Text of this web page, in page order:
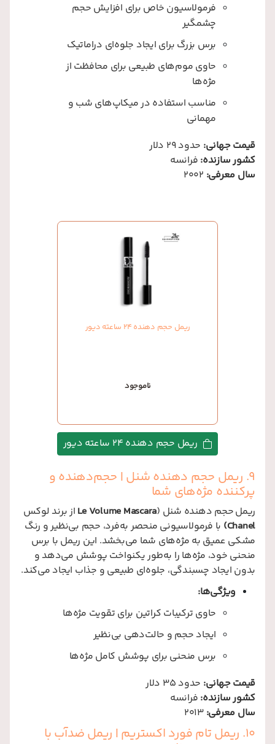
فرمولاسیون خاص برای افزایش حجم
چشمگیر
برس بزرگ برای ایجاد جلوه‌ای دراماتیک
حاوی موم‌های طبیعی برای محافظت از
مژه‌ها
مناسب استفاده در میکاپ‌های شب و
مهمانی
قیمت جهانی: حدود 29 دلار
کشور سازنده: فرانسه
سال معرفی:
ریمل حجم دهنده 24 ساعته دیور
ناموجود
ریمل حجم دهنده 24 ساعته دیور
9. ریمل حجم دهنده شنل | حجم‌دهنده و
پرکننده مژه‌های شما
ریمل حجم دهنده شنل (Le Volume Mascara از برند لوکس
Chanel) با فرمولاسیونی منحصر به‌فرد، حجم بی‌نظیر و رنگ
مشکی عمیق به مژه‌های شما می‌بخشد. این ریمل با برس
منحنی خود، مژه‌ها را به‌طور یکنواخت پوشش می‌دهد و
بدون ایجاد چسبندگی، جلوه‌ای طبیعی و جذاب ایجاد می‌کند.
ویژگی‌ها:
حاوی ترکیبات کراتین برای تقویت مژه‌ها
ایجاد حجم و حالت‌دهی بی‌نظیر
برس منحنی برای پوشش کامل مژه‌ها
قیمت جهانی: حدود 35 دلار
کشور سازنده: فرانسه
سال معرفی: 2013
10. ریمل تام فورد اکستریم | ریمل ضدآب با